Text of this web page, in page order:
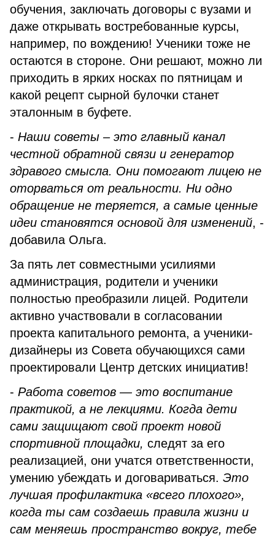
обучения, заключать договоры с вузами и
даже открывать востребованные курсы,
например, по вождению! Ученики тоже не
остаются в стороне. Они решают, можно ли
приходить в ярких носках по пятницам и
какой рецепт сырной булочки станет
эталонным в буфете.
- Наши советы – это главный канал
честной обратной связи и генератор
здравого смысла. Они помогают лицею не
оторваться от реальности. Ни одно
обращение не теряется, а самые ценные
идеи становятся основой для изменений, -
добавила Ольга.
За пять лет совместными усилиями
администрация, родители и ученики
полностью преобразили лицей. Родители
активно участвовали в согласовании
проекта капитального ремонта, а ученики-
дизайнеры из Совета обучающихся сами
проектировали Центр детских инициатив!
- Работа советов — это воспитание
практикой, а не лекциями. Когда дети
сами защищают свой проект новой
спортивной площадки, следят за его
реализацией, они учатся ответственности,
умению убеждать и договариваться. Это
лучшая профилактика «всего плохого»,
когда ты сам создаешь правила жизни и
сам меняешь пространство вокруг, тебе